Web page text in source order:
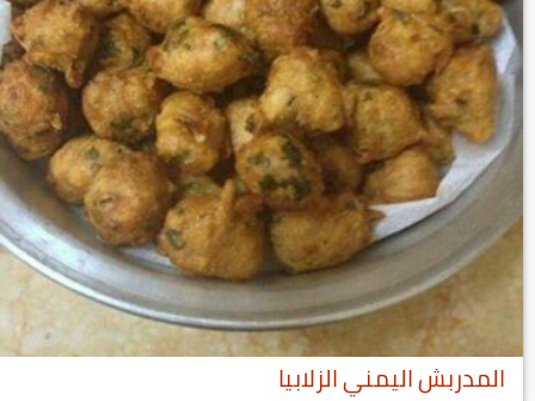
المدربش اليمني الزلابيا